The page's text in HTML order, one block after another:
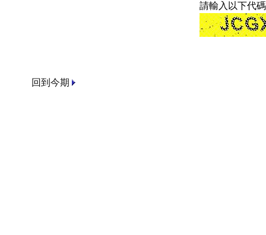
請輸入以下代碼
回到今期